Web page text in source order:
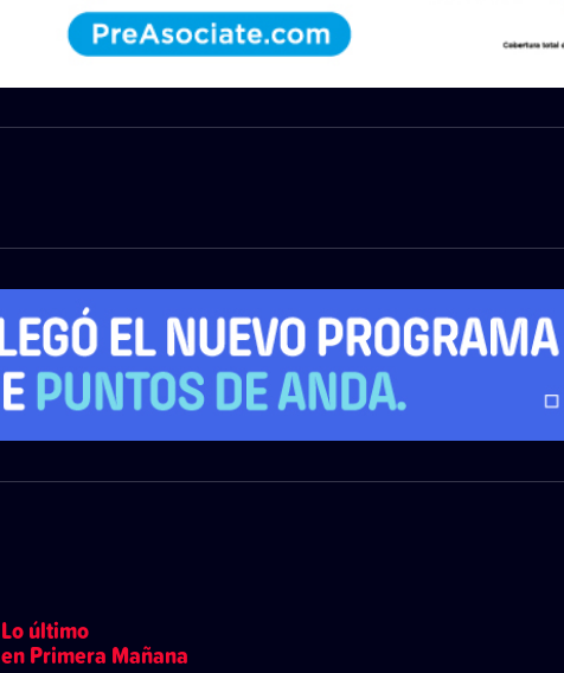
Lo último
en Primera Mañana